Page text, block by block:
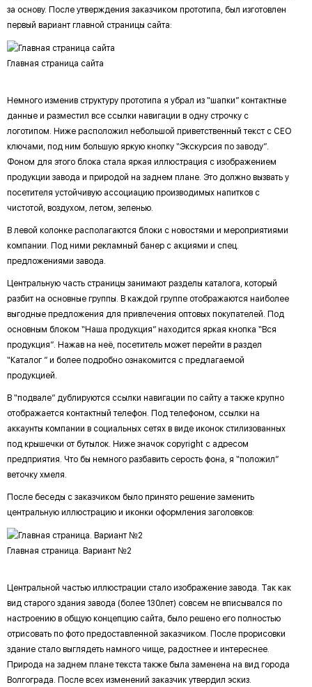
за основу. После утверждения заказчиком прототипа, был изготовлен
первый вариант главной страницы сайта:
Главная страница сайта
Немного изменив структуру прототипа я убрал из “шапки” контактные
данные и разместил все ссылки навигации в одну строчку с
логотипом. Ниже расположил небольшой приветственный текст с СЕО
ключами, под ним большую яркую кнопку “Экскурсия по заводу”.
Фоном для этого блока стала яркая иллюстрация с изображением
продукции завода и природой на заднем плане. Это должно вызвать у
посетителя устойчивую ассоциацию производимых напитков с
чистотой, воздухом, летом, зеленью.
В левой колонке располагаются блоки с новостями и мероприятиями
компании. Под ними рекламный банер с акциями и спец.
предложениями завода.
Центральную часть страницы занимают разделы каталога, который
разбит на основные группы. В каждой группе отображаются наиболее
выгодные предложения для привлечения оптовых покупателей. Под
основным блоком “Наша продукция” находится яркая кнопка “Вся
продукция”. Нажав на неё, посетитель может перейти в раздел
“Каталог ” и более подробно ознакомится с предлагаемой
продукцией.
В “подвале” дублируются ссылки навигации по сайту а также крупно
отображается контактный телефон. Под телефоном, ссылки на
аккаунты компании в социальных сетях в виде иконок стилизованных
под крышечки от бутылок. Ниже значок copyright с адресом
предприятия. Что бы немного разбавить серость фона, я “положил”
веточку хмеля.
После беседы с заказчиком было принято решение заменить
центральную иллюстрацию и иконки оформления заголовков:
Главная страница. Вариант №2
Центральной частью иллюстрации стало изображение завода. Так как
вид старого здания завода (более 130лет) совсем не вписывался по
настроению в общую концепцию сайта, было решено его полностью
отрисовать по фото предоставленной заказчиком. После прорисовки
здание стало выглядеть намного чище, радостнее и интереснее.
Природа на заднем плане текста также была заменена на вид города
Волгограда. После всех изменений заказчик утвердил эскиз.